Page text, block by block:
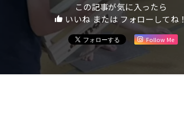
この記事が気に入ったら
いいね または フォローしてね！
Follow Me